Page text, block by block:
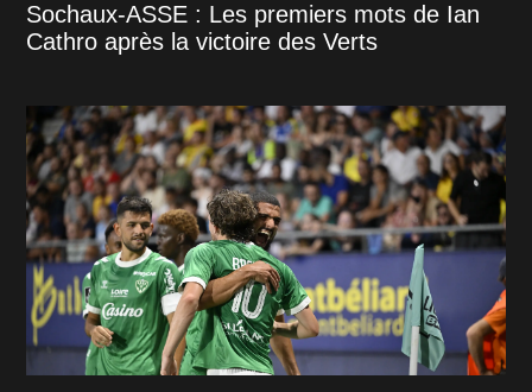
Sochaux-ASSE : Les premiers mots de Ian
Cathro après la victoire des Verts